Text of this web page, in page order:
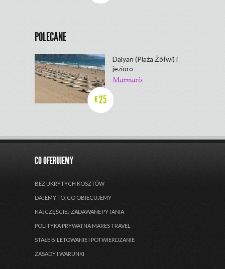
POLECANE
€25
Dalyan (Plaża Żółwi) i
jezioro
Marmaris
CO OFERUJEMY
BEZ UKRYTYCH KOSZTÓW
DAJEMY TO, CO OBIECUJEMY
NAJCZĘŚCIEJ ZADAWANE PYTANIA
POLITYKA PRYWATNA MARES TRAVEL
STAŁE BILETOWANIE I POTWIERDZANIE
ZASADY I WARUNKI